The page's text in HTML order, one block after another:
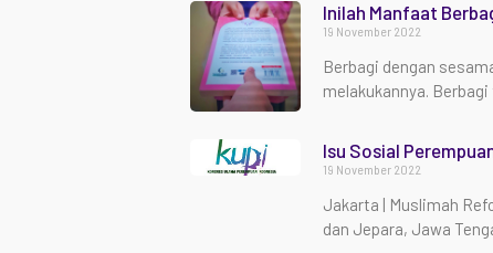
Inilah Manfaat
19 November 2022
Berbagi dengan
melakukannya.
Isu Sosial
19 November 2022
Jakarta | Muslimah
dan Jepara, Jawa